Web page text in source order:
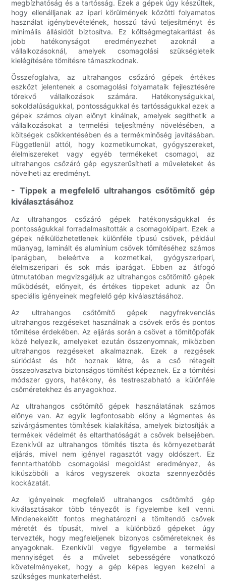
megbízhatóság és a tartósság. Ezek a gépek úgy készültek,
hogy ellenálljanak az ipari körülmények közötti folyamatos
használat igénybevételének, hosszú távú teljesítményt és
minimális állásidőt biztosítva. Ez költségmegtakarítást és
jobb hatékonyságot eredményezhet azoknál a
vállalkozásoknál, amelyek csomagolási szükségleteik
kielégítésére tömítésre támaszkodnak.
Összefoglalva, az ultrahangos csőzáró gépek értékes
eszközt jelentenek a csomagolási folyamataik fejlesztésére
törekvő vállalkozások számára. Hatékonyságukkal,
sokoldalúságukkal, pontosságukkal és tartósságukkal ezek a
gépek számos olyan előnyt kínálnak, amelyek segíthetik a
vállalkozásokat a termelési teljesítmény növelésében, a
költségek csökkentésében és a termékminőség javításában.
Függetlenül attól, hogy kozmetikumokat, gyógyszereket,
élelmiszereket vagy egyéb termékeket csomagol, az
ultrahangos csőzáró gép egyszerűsítheti a műveleteket és
növelheti az eredményt.
- Tippek a megfelelő ultrahangos csőtömítő gép
kiválasztásához
Az ultrahangos csőzáró gépek hatékonyságukkal és
pontosságukkal forradalmasították a csomagolóipart. Ezek a
gépek nélkülözhetetlenek különféle típusú csövek, például
műanyag, laminált és alumínium csövek tömítéséhez számos
iparágban, beleértve a kozmetikai, gyógyszeripari,
élelmiszeripari és sok más iparágat. Ebben az átfogó
útmutatóban megvizsgáljuk az ultrahangos csőtömítő gépek
működését, előnyeit, és értékes tippeket adunk az Ön
speciális igényeinek megfelelő gép kiválasztásához.
Az ultrahangos csőtömítő gépek nagyfrekvenciás
ultrahangos rezgéseket használnak a csövek erős és pontos
tömítése érdekében. Az eljárás során a csövet a tömítőpofák
közé helyezik, amelyeket ezután összenyomnak, miközben
ultrahangos rezgéseket alkalmaznak. Ezek a rezgések
súrlódást és hőt hoznak létre, és a cső rétegeit
összeolvasztva biztonságos tömítést képeznek. Ez a tömítési
módszer gyors, hatékony, és testreszabható a különféle
csőméretekhez és anyagokhoz.
Az ultrahangos csőtömítő gépek használatának számos
előnye van. Az egyik legfontosabb előny a légmentes és
szivárgásmentes tömítések kialakítása, amelyek biztosítják a
termékek védelmét és eltarthatóságát a csövek belsejében.
Ezenkívül az ultrahangos tömítés tiszta és környezetbarát
eljárás, mivel nem igényel ragasztót vagy oldószert. Ez
fenntarthatóbb csomagolási megoldást eredményez, és
kiküszöböli a káros vegyszerek okozta szennyeződés
kockázatát.
Az igényeinek megfelelő ultrahangos csőtömítő gép
kiválasztásakor több tényezőt is figyelembe kell venni.
Mindenekelőtt fontos meghatározni a tömítendő csövek
méretét és típusát, mivel a különböző gépeket úgy
tervezték, hogy megfeleljenek bizonyos csőméreteknek és
anyagoknak. Ezenkívül vegye figyelembe a termelési
mennyiséget és a művelet sebességére vonatkozó
követelményeket, hogy a gép képes legyen kezelni a
szükséges munkaterhelést.